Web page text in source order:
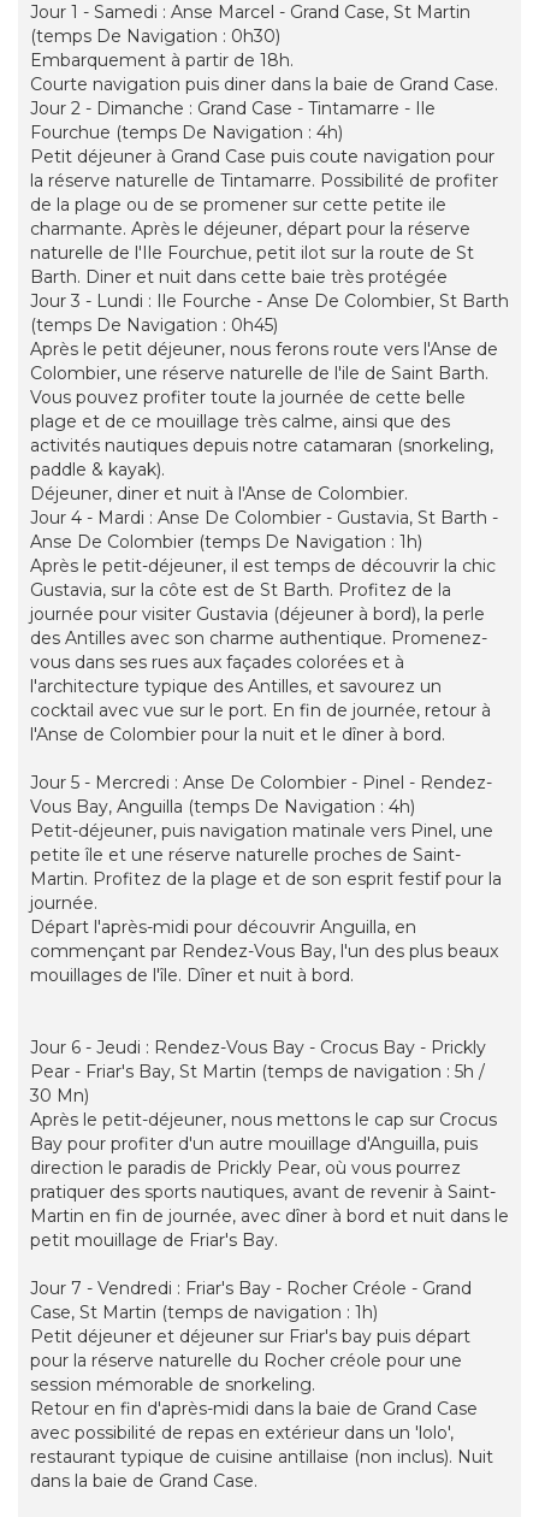
Jour 1 - Samedi : Anse Marcel - Grand Case, St Martin
(temps De Navigation : 0h30)
Embarquement à partir de 18h.
Courte navigation puis diner dans la baie de Grand Case.
Jour 2 - Dimanche : Grand Case - Tintamarre - Ile
Fourchue (temps De Navigation : 4h)
Petit déjeuner à Grand Case puis coute navigation pour
la réserve naturelle de Tintamarre. Possibilité de profiter
de la plage ou de se promener sur cette petite ile
charmante. Après le déjeuner, départ pour la réserve
naturelle de l'Ile Fourchue, petit ilot sur la route de St
Barth. Diner et nuit dans cette baie très protégée
Jour 3 - Lundi : Ile Fourche - Anse De Colombier, St Barth
(temps De Navigation : 0h45)
Après le petit déjeuner, nous ferons route vers l'Anse de
Colombier, une réserve naturelle de l'ile de Saint Barth.
Vous pouvez profiter toute la journée de cette belle
plage et de ce mouillage très calme, ainsi que des
activités nautiques depuis notre catamaran (snorkeling,
paddle & kayak).
Déjeuner, diner et nuit à l'Anse de Colombier.
Jour 4 - Mardi : Anse De Colombier - Gustavia, St Barth -
Anse De Colombier (temps De Navigation : 1h)
Après le petit-déjeuner, il est temps de découvrir la chic
Gustavia, sur la côte est de St Barth. Profitez de la
journée pour visiter Gustavia (déjeuner à bord), la perle
des Antilles avec son charme authentique. Promenez-
vous dans ses rues aux façades colorées et à
l'architecture typique des Antilles, et savourez un
cocktail avec vue sur le port. En fin de journée, retour à
l'Anse de Colombier pour la nuit et le dîner à bord.
Jour 5 - Mercredi : Anse De Colombier - Pinel - Rendez-
Vous Bay, Anguilla (temps De Navigation : 4h)
Petit-déjeuner, puis navigation matinale vers Pinel, une
petite île et une réserve naturelle proches de Saint-
Martin. Profitez de la plage et de son esprit festif pour la
journée.
Départ l'après-midi pour découvrir Anguilla, en
commençant par Rendez-Vous Bay, l'un des plus beaux
mouillages de l'île. Dîner et nuit à bord.
Jour 6 - Jeudi : Rendez-Vous Bay - Crocus Bay - Prickly
Pear - Friar's Bay, St Martin (temps de navigation : 5h /
30 Mn)
Après le petit-déjeuner, nous mettons le cap sur Crocus
Bay pour profiter d'un autre mouillage d'Anguilla, puis
direction le paradis de Prickly Pear, où vous pourrez
pratiquer des sports nautiques, avant de revenir à Saint-
Martin en fin de journée, avec dîner à bord et nuit dans le
petit mouillage de Friar's Bay.
Jour 7 - Vendredi : Friar's Bay - Rocher Créole - Grand
Case, St Martin (temps de navigation : 1h)
Petit déjeuner et déjeuner sur Friar's bay puis départ
pour la réserve naturelle du Rocher créole pour une
session mémorable de snorkeling.
Retour en fin d'après-midi dans la baie de Grand Case
avec possibilité de repas en extérieur dans un 'lolo',
restaurant typique de cuisine antillaise (non inclus). Nuit
dans la baie de Grand Case.